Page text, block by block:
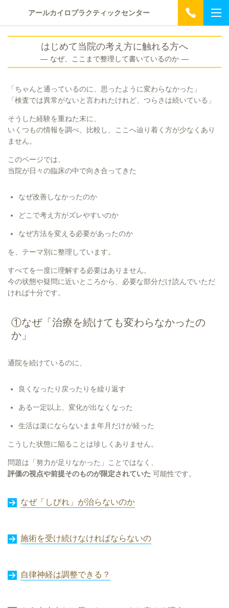
アールカイロプラクティックセンター
はじめて当院の考え方に触れる方へ
― なぜ、ここまで整理して書いているのか ―
「ちゃんと通っているのに、思ったように変わらなかった」
「検査では異常がないと言われたけれど、つらさは続いている」
そうした経験を重ねた末に、
いくつもの情報を調べ、比較し、ここへ辿り着く方が少なくあり
ません。
このページでは、
当院が日々の臨床の中で向き合ってきた
なぜ改善しなかったのか
どこで考え方がズレやすいのか
なぜ方法を変える必要があったのか
を、テーマ別に整理しています。
すべてを一度に理解する必要はありません。
今の状態や疑問に近いところから、必要な部分だけ読んでいただ
ければ十分です。
①なぜ「治療を続けても変わらなかったの
か」
通院を続けているのに、
良くなったり戻ったりを繰り返す
ある一定以上、変化が出なくなった
生活は楽にならないまま年月だけが経った
こうした状態に陥ることは珍しくありません。
問題は「努力が足りなかった」ことではなく、
評価の視点や前提そのものが限定されていた 可能性です。
なぜ「しびれ」が治らないのか
施術を受け続けなければならないの
自律神経は調整できる？